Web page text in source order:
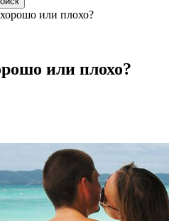
или плохо?
или плохо?